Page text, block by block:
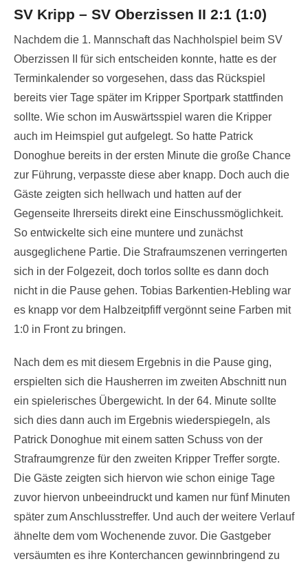
SV Kripp – SV Oberzissen II 2:1 (1:0)
Nachdem die 1. Mannschaft das Nachholspiel beim SV
Oberzissen II für sich entscheiden konnte, hatte es der
Terminkalender so vorgesehen, dass das Rückspiel
bereits vier Tage später im Kripper Sportpark stattfinden
sollte. Wie schon im Auswärtsspiel waren die Kripper
auch im Heimspiel gut aufgelegt. So hatte Patrick
Donoghue bereits in der ersten Minute die große Chance
zur Führung, verpasste diese aber knapp. Doch auch die
Gäste zeigten sich hellwach und hatten auf der
Gegenseite Ihrerseits direkt eine Einschussmöglichkeit.
So entwickelte sich eine muntere und zunächst
ausgeglichene Partie. Die Strafraumszenen verringerten
sich in der Folgezeit, doch torlos sollte es dann doch
nicht in die Pause gehen. Tobias Barkentien-Hebling war
es knapp vor dem Halbzeitpfiff vergönnt seine Farben mit
1:0 in Front zu bringen.
Nach dem es mit diesem Ergebnis in die Pause ging,
erspielten sich die Hausherren im zweiten Abschnitt nun
ein spielerisches Übergewicht. In der 64. Minute sollte
sich dies dann auch im Ergebnis wiederspiegeln, als
Patrick Donoghue mit einem satten Schuss von der
Strafraumgrenze für den zweiten Kripper Treffer sorgte.
Die Gäste zeigten sich hiervon wie schon einige Tage
zuvor hiervon unbeeindruckt und kamen nur fünf Minuten
später zum Anschlusstreffer. Und auch der weitere Verlauf
ähnelte dem vom Wochenende zuvor. Die Gastgeber
versäumten es ihre Konterchancen gewinnbringend zu